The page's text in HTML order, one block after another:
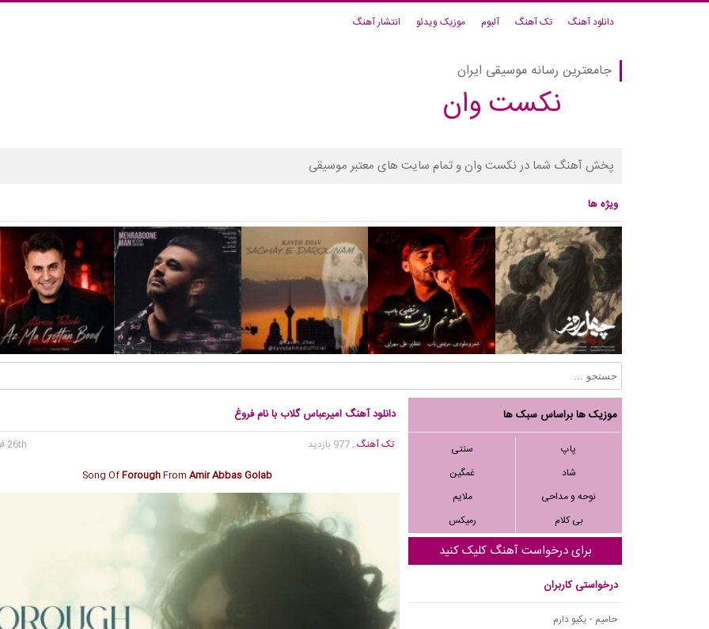
دانلود آهنگ تک آهنگ آلبوم موزیک ویدئو انتشار آهنگ
جامعترین رسانه موسیقی ایران
نکست وان
پخش آهنگ شما در نکست وان و تمام سایت های معتبر موسیقی
ویژه ها
موزیک ها براساس سبک ها
پاپ
سنتی
شاد
غمگین
نوحه و مداحی
ملایم
بی کلام
رمیکس
برای درخواست آهنگ کلیک کنید
درخواستی کاربران
حامیم - یکیو دارم
دانلود آهنگ امیرعباس گلاب با نام فروغ
تک آهنگ, 977 بازدید
26th فوریه 2025
Song OfForoughFromAmir Abbas Golab